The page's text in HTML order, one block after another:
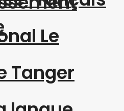
Le
Tanger